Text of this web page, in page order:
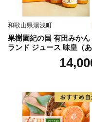
和歌山県湯浅町
果樹園紀の国 有田みかん
ランド ジュース 味皇（
おう）720ml×3本 セット
歌山 みかんジュース ミ